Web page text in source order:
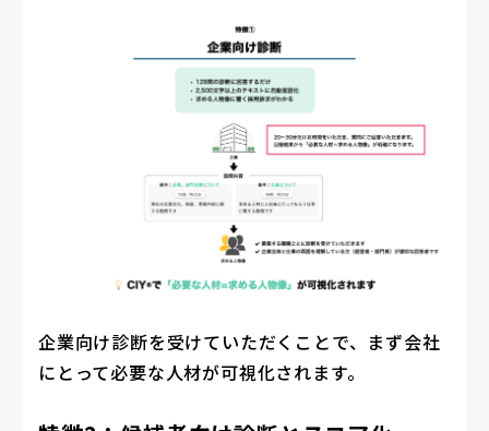
企業向け診断を受けていただくことで、まず会社
にとって必要な人材が可視化されます。